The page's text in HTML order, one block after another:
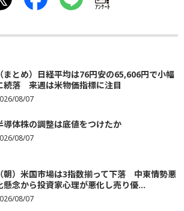
ｱﾝｹｰﾄ
（まとめ）日経平均は76円安の65,606円で小幅
続落 来週は米物価指標に注目
08/07
導体株の調整は底値をつけたか
08/07
（朝）米国市場は3指数揃って下落 中東情勢悪
懸念から投資家心理が悪化し売り優...
08/07